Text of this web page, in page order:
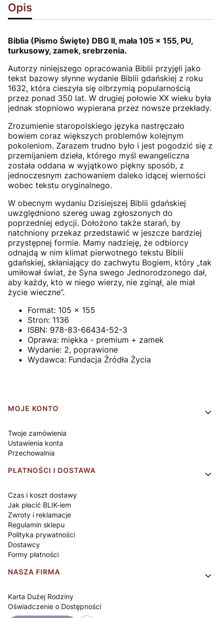
Opis
Biblia (Pismo Święte) DBG II, mała 105 x 155, PU,
turkusowy, zamek, srebrzenia.
Autorzy niniejszego opracowania Biblii przyjęli jako
tekst bazowy słynne wydanie Biblii gdańskiej z roku
1632, która cieszyła się olbrzymią popularnością
przez ponad 350 lat. W drugiej połowie XX wieku była
jednak stopniowo wypierana przez nowsze przekłady.
Zrozumienie staropolskiego języka nastręczało
bowiem coraz większych problemów kolejnym
pokoleniom. Zarazem trudno było i jest pogodzić się z
przemijaniem dzieła, którego myśl ewangeliczna
została oddana w wyjątkowo piękny sposób, z
jednoczesnym zachowaniem daleko idącej wierności
wobec tekstu oryginalnego.
W obecnym wydaniu Dzisiejszej Biblii gdańskiej
uwzględniono szereg uwag zgłoszonych do
poprzedniej edycji. Dołożono także starań, by
natchniony przekaz przedstawić w jeszcze bardziej
przystępnej formie. Mamy nadzieję, że odbiorcy
odnajdą w nim klimat pierwotnego tekstu Biblii
gdańskiej, skłaniający do zachwytu Bogiem, który „tak
umiłował świat, że Syna swego Jednorodzonego dał,
aby każdy, kto w niego wierzy, nie zginął, ale miał
życie wieczne”.
Format: 105 x 155
Stron: 1136
ISBN: 978-83-66434-52-3
Oprawa: miękka - premium + zamek
Wydanie: 2, poprawione
Wydawca: Fundacja Źródła Życia
Linki w stopce
MOJE KONTO
Twoje zamówienia
Ustawienia konta
Przechowalnia
PŁATNOŚCI I DOSTAWA
Czas i koszt dostawy
Jak płacić BLIK-iem
Zwroty i reklamacje
Regulamin sklepu
Polityka prywatności
Dostawcy
Formy płatności
NASZA FIRMA
Karta Dużej Rodziny
Oświadczenie o Dostępności